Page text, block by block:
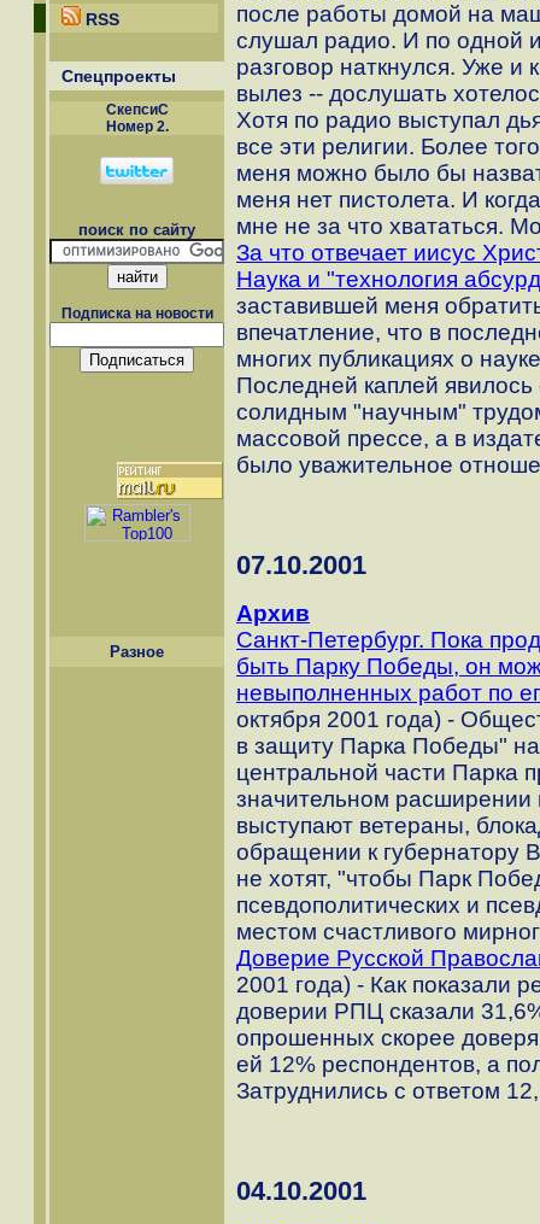
RSS
Спецпроекты
СкепсиС
Номер 2.
поиск по сайту
Подписка на новости
Разное
после работы домой на
слушал радио. И по одной
разговор наткнулся. Уже
вылез -- дослушать
Хотя по радио выступал
все эти религии. Более
меня можно было бы
меня нет пистолета. И
мне не за что хвататься.
За что отвечает иисус
Наука и "технология
заставившей меня
впечатление, что в
многих публикациях о
Последней каплей
солидным "научным"
массовой прессе, а в
было уважительное
07.10.2001
Архив
Санкт-Петербург. Пока
быть Парку Победы, он
невыполненных работ по
октября 2001 года) -
в защиту Парка Победы"
центральной части Парка
значительном
выступают ветераны,
обращении к губернатору
не хотят, "чтобы Парк
псевдополитических и
местом счастливого
Доверие Русской
2001 года) - Как показали
доверии РПЦ сказали
опрошенных скорее
ей 12% респондентов, а
Затруднились с ответом
04.10.2001